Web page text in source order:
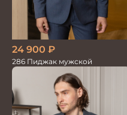
24 900 ₽
286 Пиджак мужской